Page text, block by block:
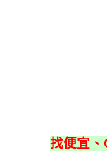
找便宜、